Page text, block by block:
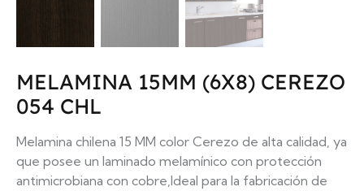
MELAMINA 15MM (6X8) CEREZO
054 CHL
Melamina chilena 15 MM color Cerezo de alta calidad, ya
que posee un laminado melamínico con protección
antimicrobiana con cobre,Ideal para la fabricación de